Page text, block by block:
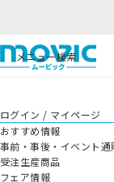
メニュー検索
ログイン / マイページ
おすすめ情報
事前・事後・イベント通
受注生産商品
フェア情報